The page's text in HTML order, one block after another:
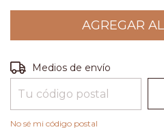
Entregas para el CP:
Medios de envío
No sé mi código postal